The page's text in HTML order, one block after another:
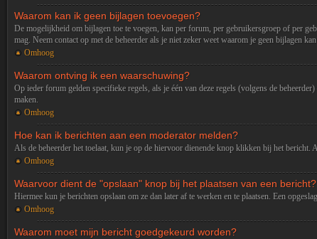
Waarom kan ik geen bijlagen toevoegen?
De mogelijkheid om bijlagen toe te voegen, kan per forum, per gebruikersgroep of per
mag. Neem contact op met de beheerder als je niet zeker weet waarom je geen bijlagen
Omhoog
Waarom ontving ik een waarschuwing?
Op ieder forum gelden specifieke regels, als je één van deze regels (volgens de
maken.
Omhoog
Hoe kan ik berichten aan een moderator melden?
Als de beheerder het toelaat, kun je op de hiervoor dienende knop klikken bij het
Omhoog
Waarvoor dient de "opslaan" knop bij het plaatsen van een bericht?
Hiermee kun je berichten opslaan om ze dan later af te werken en te plaatsen. Een
Omhoog
Waarom moet mijn bericht goedgekeurd worden?